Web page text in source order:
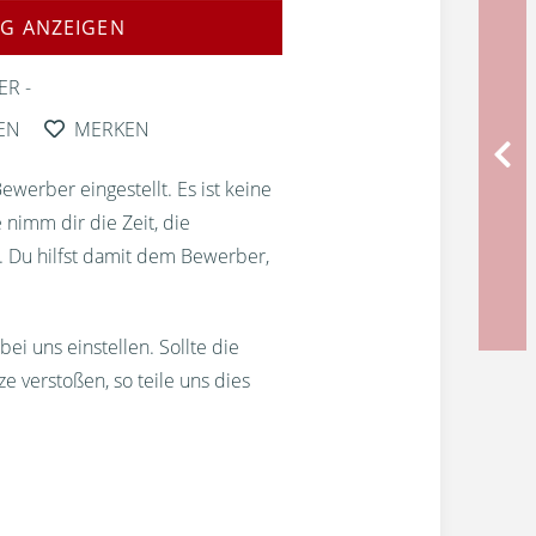
ANZEIGEN
MERKEN
eingestellt. Es ist keine
nimm dir die Zeit, die
. Du hilfst damit dem Bewerber,
uns einstellen. Sollte die
verstoßen, so teile uns dies